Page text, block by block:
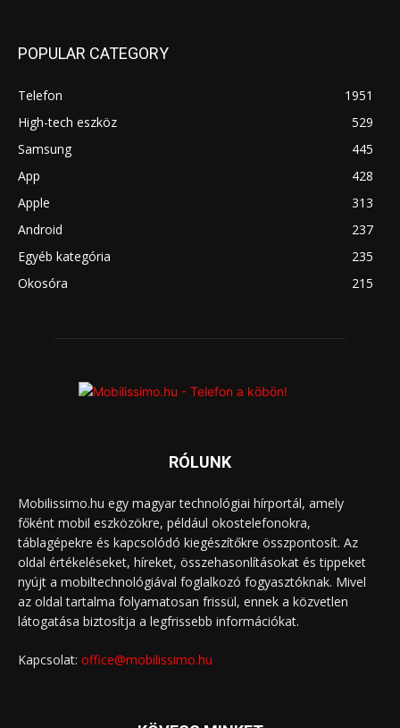
POPULAR CATEGORY
Telefon
1951
High-tech eszköz
529
Samsung
445
App
428
Apple
313
Android
237
Egyéb kategória
235
Okosóra
215
RÓLUNK
Mobilissimo.hu egy magyar technológiai hírportál, amely
főként mobil eszközökre, például okostelefonokra,
táblagépekre és kapcsolódó kiegészítőkre összpontosít. Az
oldal értékeléseket, híreket, összehasonlításokat és tippeket
nyújt a mobiltechnológiával foglalkozó fogyasztóknak. Mivel
az oldal tartalma folyamatosan frissül, ennek a közvetlen
látogatása biztosítja a legfrissebb információkat.
Kapcsolat: office@mobilissimo.hu